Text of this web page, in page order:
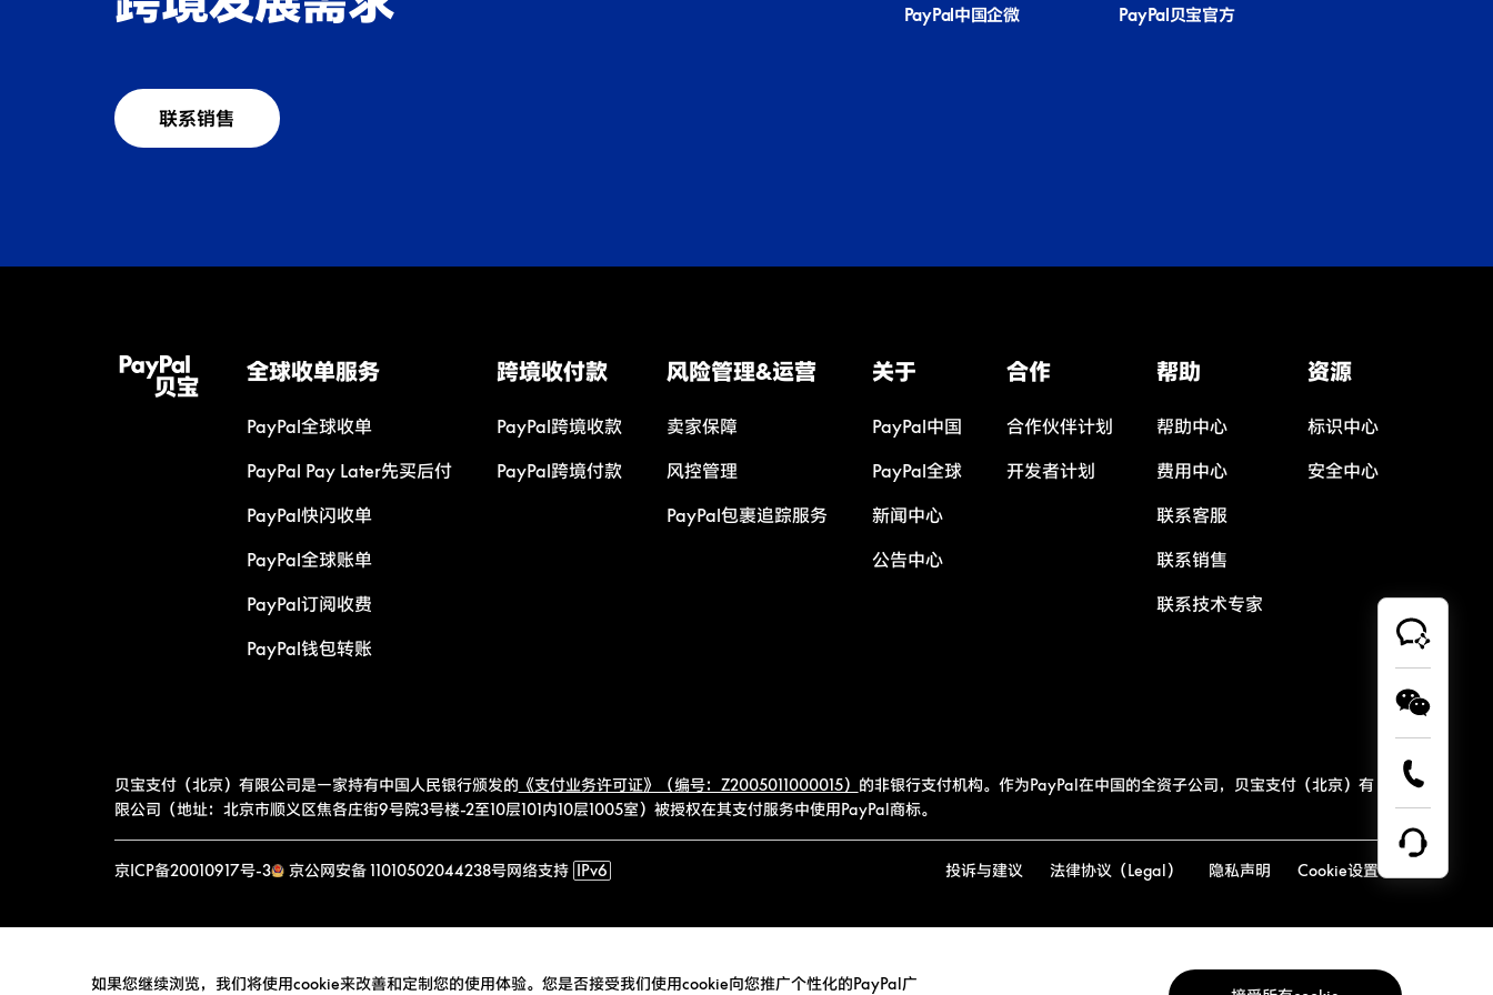
联系销售
PayPal中国企微 PayPal贝宝官方
全球收单服务
PayPal全球收单
PayPal Pay Later先买后付
PayPal快闪收单
PayPal全球账单
PayPal订阅收费
PayPal钱包转账
跨境收付款
PayPal跨境收款
PayPal跨境付款
风险管理&运营
卖家保障
风控管理
PayPal包裹追踪服务
关于
PayPal中国
PayPal全球
新闻中心
公告中心
合作
合作伙伴计划
开发者计划
帮助
帮助中心
费用中心
联系客服
联系销售
联系技术专家
资源
标识中心
安全中心
贝宝支付（北京）有限公司是一家持有中国人民银行颁发的 《支付业务许可证》（编号：Z2005011000015） 的非银行支付机构。作为PayPal在中国的全资子公司，贝宝支付（北京）有
限公司（地址：北京市顺义区焦各庄街9号院3号楼-2至10层101内10层1005室）被授权在其支付服务中使用PayPal商标。
京ICP备20010917号-3 京公网安备 11010502044238号网络支持 IPv6 投诉与建议 法律协议（Legal） 隐私声明 Cookie设置
如果您继续浏览，我们将使用cookie来改善和定制您的使用体验。您是否接受我们使用cookie向您推广个性化的PayPal广